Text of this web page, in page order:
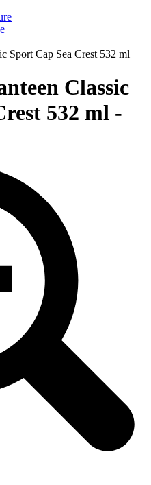
Sport Cap Sea Crest 532 ml
Classic
532 ml -